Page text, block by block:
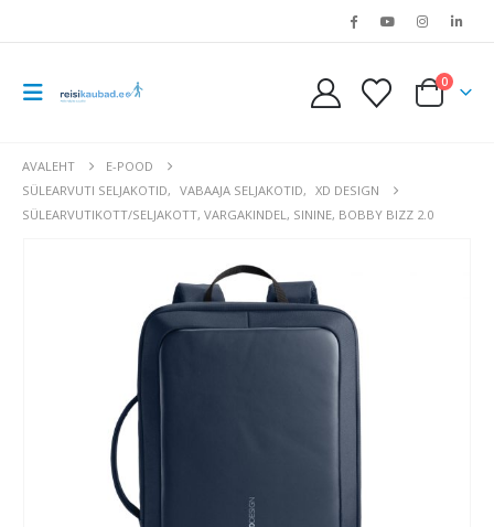
0
AVALEHT
E-POOD
SÜLEARVUTI SELJAKOTID, VABAAJA SELJAKOTID, XD DESIGN
SÜLEARVUTIKOTT/SELJAKOTT, VARGAKINDEL, SININE, BOBBY BIZZ 2.0